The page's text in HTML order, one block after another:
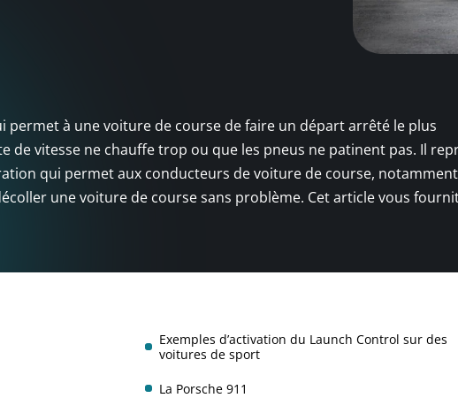
permet à une voiture de course de faire un départ arrêté le plus
de vitesse ne chauffe trop ou que les pneus ne patinent pas. Il
qui permet aux conducteurs de voiture de course,
une voiture de course sans problème. Cet article vous
Exemples d’activation du Launch Control sur des
voitures de sport
La Porsche 911